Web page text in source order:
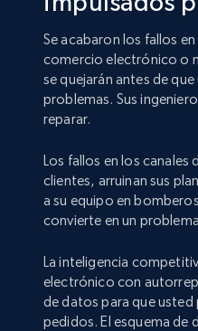
Se acabaron los fallos
comercio electrónico o
se quejarán antes de
problemas. Sus
reparar.
Los fallos en los canales
clientes, arruinan sus
a su equipo en
convierte en un
La inteligencia
electrónico con
de datos para que usted
pedidos. El esquema de